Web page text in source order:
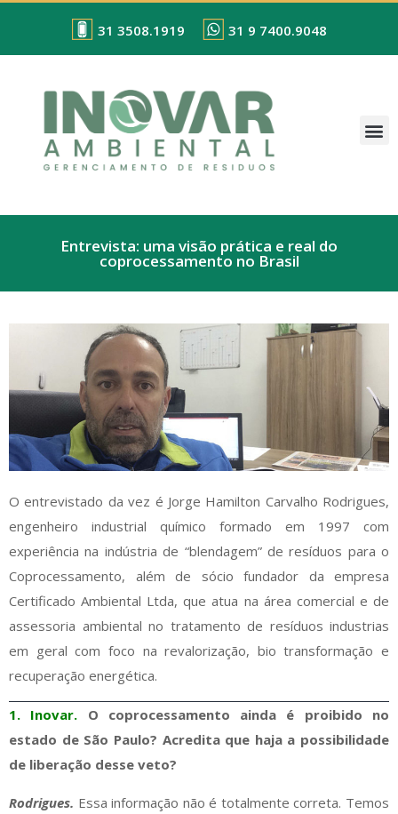
31 3508.1919 31 9 7400.9048
Entrevista: uma visão prática e real do
coprocessamento no Brasil
O entrevistado da vez é Jorge Hamilton Carvalho Rodrigues,
engenheiro industrial químico formado em 1997 com
experiência na indústria de “blendagem” de resíduos para o
Coprocessamento, além de sócio fundador da empresa
Certificado Ambiental Ltda, que atua na área comercial e de
assessoria ambiental no tratamento de resíduos industrias
em geral com foco na revalorização, bio transformação e
recuperação energética.
1. Inovar.
O coprocessamento ainda é proibido no
estado de São Paulo? Acredita que haja a possibilidade
de liberação desse veto?
Rodrigues. Essa informação não é totalmente correta. Temos